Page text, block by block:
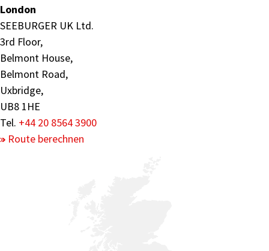
London
SEEBURGER UK Ltd.
3rd Floor,
Belmont House,
Belmont Road,
Uxbridge,
UB8 1HE
Tel. +44 20 8564 3900
Route berechnen